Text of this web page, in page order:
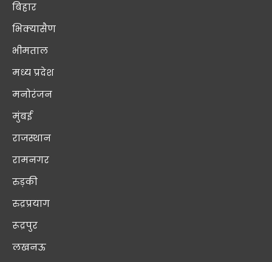
बिहार
भिक्यासैण
भीमताल
मध्य प्रदेश
मनोरंजन
मुंबई
राजस्थान
रामनगर
रुड़की
रुद्रप्रयाग
रूद्रपुर
लखनऊ